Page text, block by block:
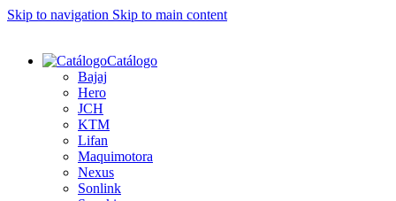
Skip to navigation Skip to main content
Catálogo
Bajaj
Hero
JCH
KTM
Lifan
Maquimotora
Nexus
Sonlink